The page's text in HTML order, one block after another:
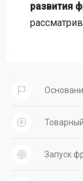
развития
Запуск